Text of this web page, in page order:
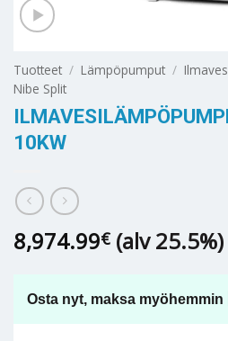
Tuotteet / Lämpöpumput /
Nibe Split
10KW
8,974.99€ (alv 25.5%)
Osta nyt, maksa myöhemmin